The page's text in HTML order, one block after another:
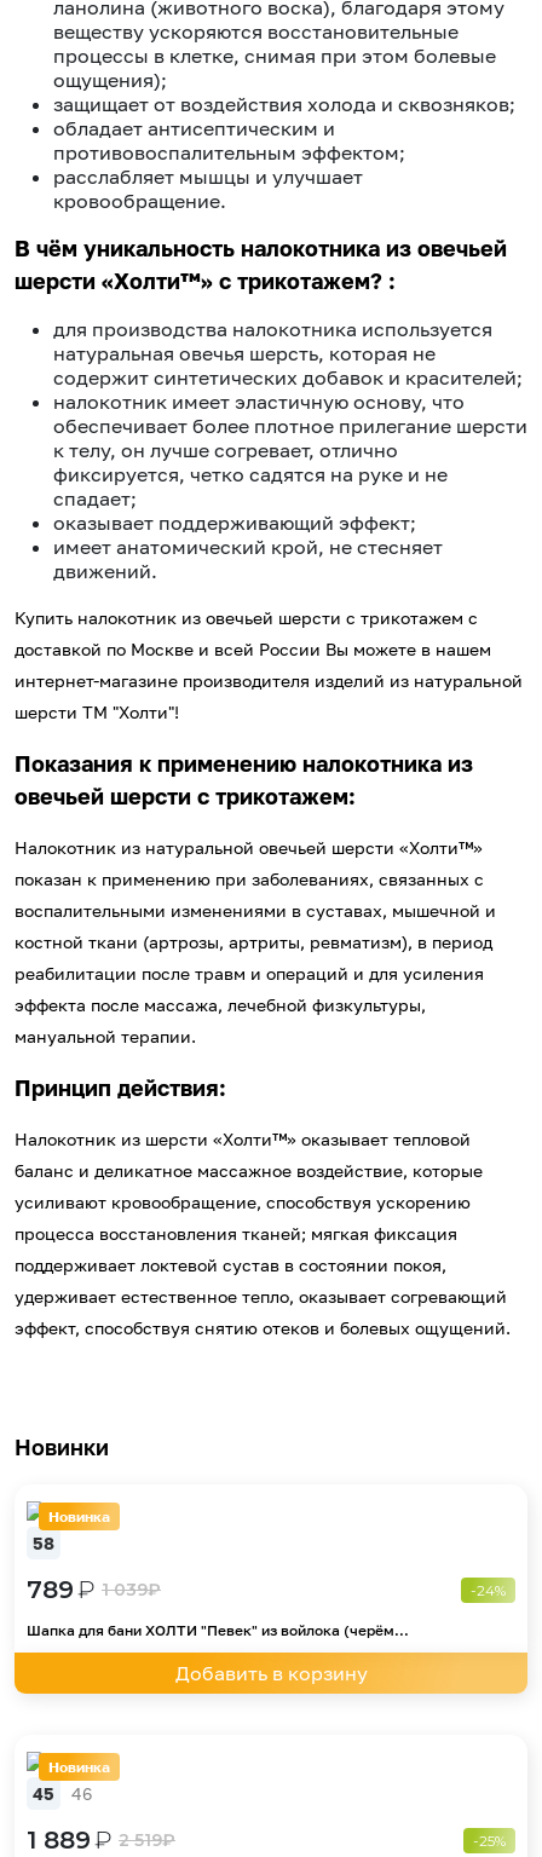
ланолина (животного воска), благодаря этому
веществу ускоряются восстановительные
процессы в клетке, снимая при этом болевые
ощущения);
защищает от воздействия холода и сквозняков;
обладает антисептическим и
противовоспалительным эффектом;
расслабляет мышцы и улучшает
кровообращение.
В чём уникальность налокотника из овечьей
шерсти «Холти™» с трикотажем? :
для производства налокотника используется
натуральная овечья шерсть, которая не
содержит синтетических добавок и красителей;
налокотник имеет эластичную основу, что
обеспечивает более плотное прилегание шерсти
к телу, он лучше согревает, отлично
фиксируется, четко садятся на руке и не
спадает;
оказывает поддерживающий эффект;
имеет анатомический крой, не стесняет
движений.
Купить налокотник из овечьей шерсти с трикотажем с
доставкой по Москве и всей России Вы можете в нашем
интернет-магазине производителя изделий из натуральной
шерсти ТМ "Холти"!
Показания к применению налокотника из
овечьей шерсти с трикотажем:
Налокотник из натуральной овечьей шерсти «Холти™»
показан к применению при заболеваниях, связанных с
воспалительными изменениями в суставах, мышечной и
костной ткани (артрозы, артриты, ревматизм), в период
реабилитации после травм и операций и для усиления
эффекта после массажа, лечебной физкультуры,
мануальной терапии.
Принцип действия:
Налокотник из шерсти «Холти™» оказывает тепловой
баланс и деликатное массажное воздействие, которые
усиливают кровообращение, способствуя ускорению
процесса восстановления тканей; мягкая фиксация
поддерживает локтевой сустав в состоянии покоя,
удерживает естественное тепло, оказывает согревающий
эффект, способствуя снятию отеков и болевых ощущений.
Новинки
Новинка
58
789₽ 1 039₽ -24%
Шапка для бани ХОЛТИ "Певек" из войлока (черём...
Добавить в корзину
Новинка
45 46
1 889₽ 2 519₽ -25%